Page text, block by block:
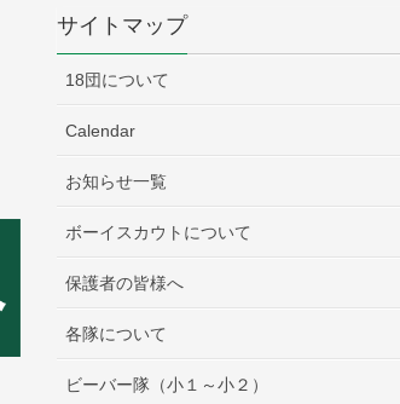
サイトマップ
18団について
Calendar
お知らせ一覧
ボーイスカウトについて
保護者の皆様へ
各隊について
ビーバー隊（小１～小２）